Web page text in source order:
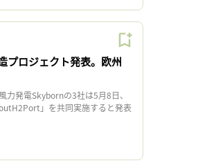
プロジェクト発表。欧州
発電Skybornの3社は5月8日、
」を共同実施すると発表